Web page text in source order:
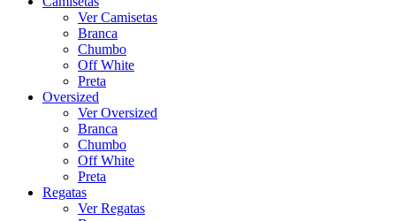
Ver Camisetas
Branca
Chumbo
Off White
Preta
Oversized
Ver Oversized
Branca
Chumbo
Off White
Preta
Regatas
Ver Regatas